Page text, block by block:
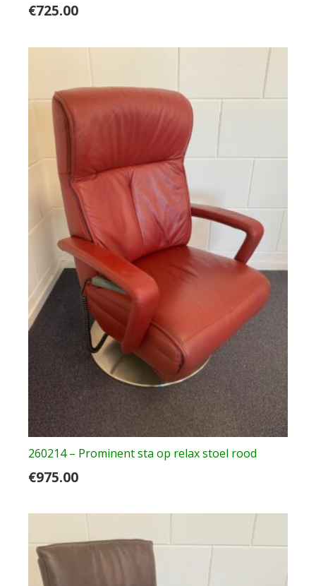
€725.00
260214 – Prominent sta op relax stoel rood
€975.00